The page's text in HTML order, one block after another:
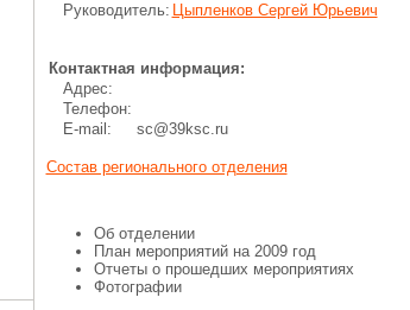
Руководитель: Цыпленков Сергей Юрьевич
Контактная информация:
Адрес:
Телефон:
E-mail:
sc@39ksc.ru
Состав регионального отдeления
Об отделении
План мероприятий на 2009 год
Отчеты о прошедших мероприятиях
Фотографии